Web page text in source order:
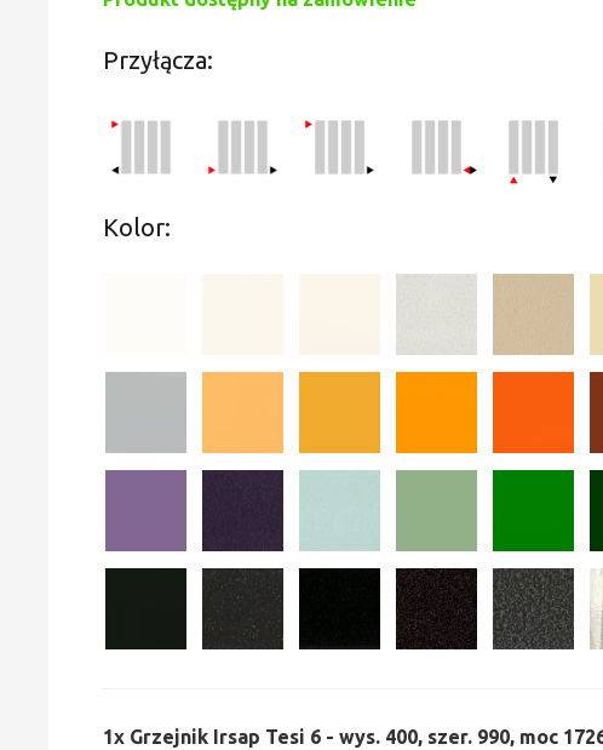
Przyłącza:
Kolor:
1x Grzejnik Irsap Tesi 6 - wys. 400, szer. 990, moc